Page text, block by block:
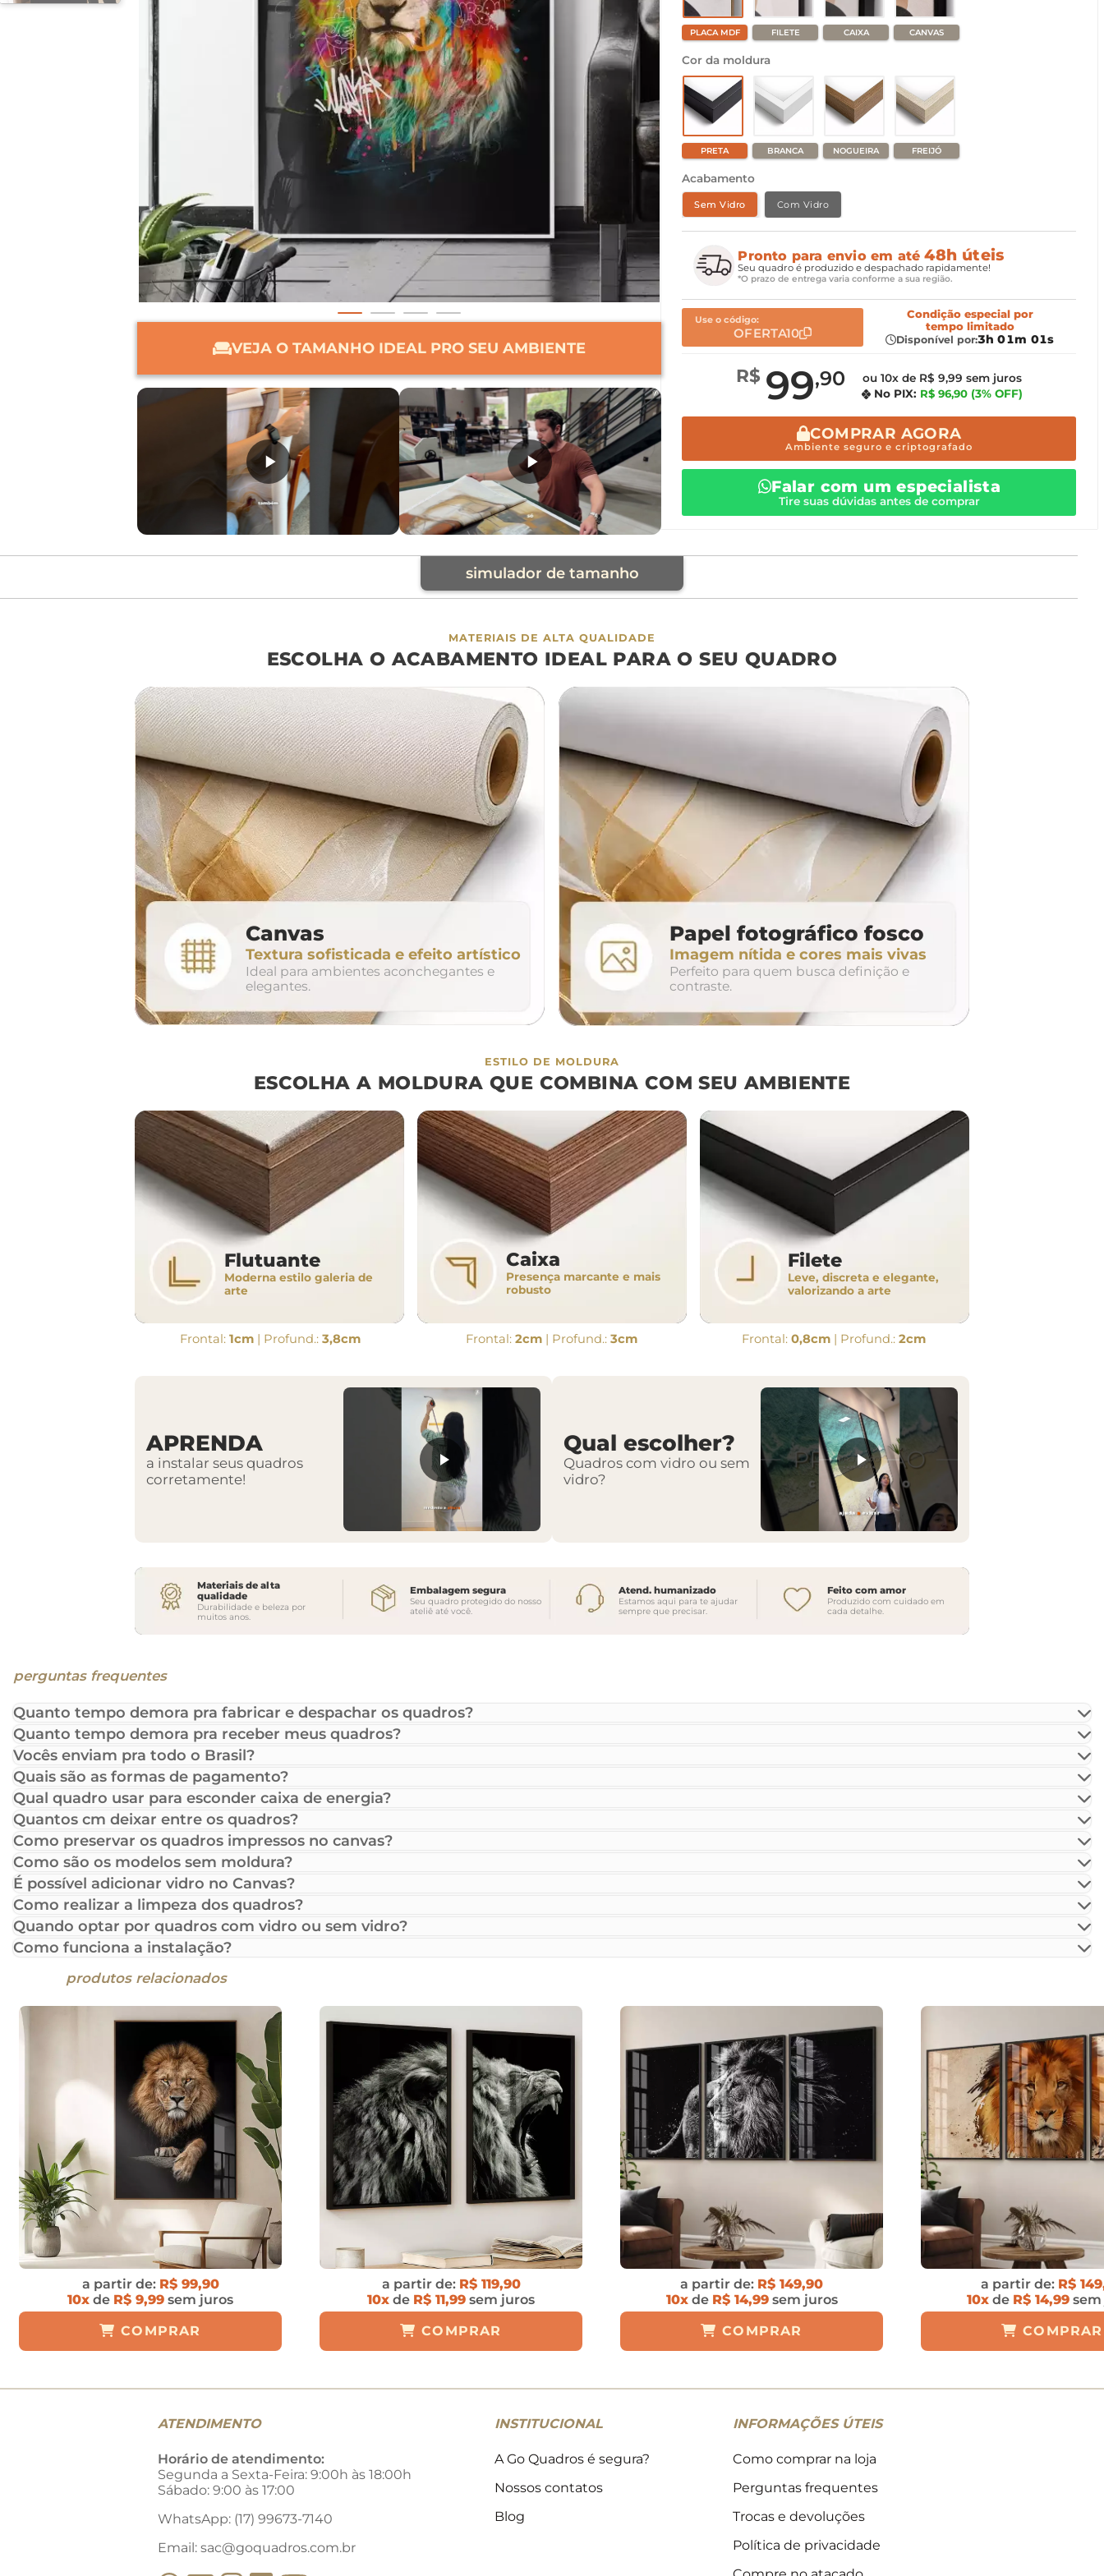
VEJA O TAMANHO IDEAL PRO SEU AMBIENTE
PLACA MDF FILETE CAIXA CANVAS
Cor da moldura
PRETA BRANCA NOGUEIRA FREIJÓ
Acabamento
Sem Vidro Com Vidro
Pronto para envio em até48h úteis
Seu quadro é produzido e despachado rapidamente!
*O prazo de entrega varia conforme a sua região.
Use o código:
OFERTA10
Condição especialpor
tempo limitado
Disponível por:3h 01m 00s
R$ 99,90
ou 10x de R$ 9,99 sem juros
No PIX: R$ 96,90 (3% OFF)
COMPRAR AGORA
Ambiente seguro e criptografado
Falar com um especialista
Tire suas dúvidas antes de comprar
simulador de tamanho
largura aproximada
160cm 200cm 240cm
280cm 320cm
conjunto
avulso duo trio
o tamanho ideal para o seu ambiente é
dúvidas? Fale com nossa
equipe de atendimento!
MATERIAIS DE ALTA QUALIDADE
ESCOLHA O ACABAMENTO IDEAL PARA O SEU QUADRO
Canvas
Textura sofisticada e efeito artístico
Ideal para ambientes aconchegantes e
elegantes.
Papel fotográfico fosco
Imagem nítida e cores mais vivas
Perfeito para quem busca definição e
contraste.
ESTILO DE MOLDURA
ESCOLHA A MOLDURA QUE COMBINA COM SEU AMBIENTE
Flutuante
Moderna estilo galeria de
arte
Frontal: 1cm| Profund.: 3,8cm
Caixa
Presença marcante e mais
robusto
Frontal:2cm | Profund.:3cm
Filete
Leve, discreta e elegante,
valorizando a arte
Frontal:0,8cm | Profund.:2cm
APRENDA
a instalar seus quadros
corretamente!
Qual escolher?
Quadros com vidro ou sem
vidro?
Materiais de alta
qualidade
Durabilidade e beleza por
muitos anos.
Embalagem segura
Seu quadro protegido do nosso
ateliê até você.
Atend. humanizado
Estamos aqui para te ajudar
sempre que precisar.
Feito com amor
Produzido com cuidado em
cada detalhe.
perguntas frequentes
Quanto tempo demora pra fabricar e despachar os quadros?
Quanto tempo demora pra receber meus quadros?
Vocês enviam pra todo o Brasil?
Quais são as formas de pagamento?
Qual quadro usar para esconder caixa de energia?
Quantos cm deixar entre os quadros?
Como preservar os quadros impressos no canvas?
Como são os modelos sem moldura?
É possível adicionar vidro no Canvas?
Como realizar a limpeza dos quadros?
Quando optar por quadros com vidro ou sem vidro?
Como funciona a instalação?
produtos relacionados
a partir de: R$ 99,90
10x de R$ 9,99 sem juros
COMPRAR
a partir de: R$ 119,90
10x de R$ 11,99 sem juros
COMPRAR
a partir de: R$ 149,90
10xde R$ 14,99sem juros
COMPRAR
a partir de: R$
10xde R$ 14,99sem
COMPRAR
ATENDIMENTO
Horário de atendimento:
Segunda a Sexta-Feira: 9:00h às 18:00h
Sábado: 9:00 às 17:00
WhatsApp: (17) 99673-7140
Email: sac@goquadros.com.br
INSTITUCIONAL
A Go Quadros é segura?
Nossos contatos
Blog
INFORMAÇÕES ÚTEIS
Como comprar na loja
Perguntas frequentes
Trocas e devoluções
Política de privacidade